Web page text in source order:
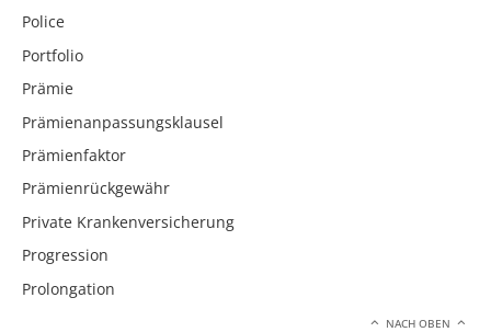
Police
Portfolio
Prämie
Prämienanpassungsklausel
Prämienfaktor
Prämienrückgewähr
Private Krankenversicherung
Progression
Prolongation
NACH OBEN